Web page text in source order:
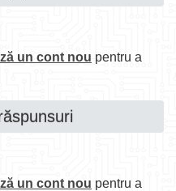
un cont nou pentru a
un cont nou pentru a